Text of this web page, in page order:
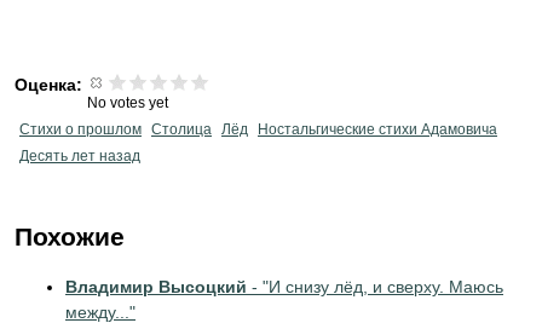
Оценка:
No votes yet
Стихи о прошлом Столица Лёд
Ностальгические стихи Адамовича
Десять лет назад
Похожие
Владимир Высоцкий - "И снизу лёд, и сверху. Маюсь
между..."